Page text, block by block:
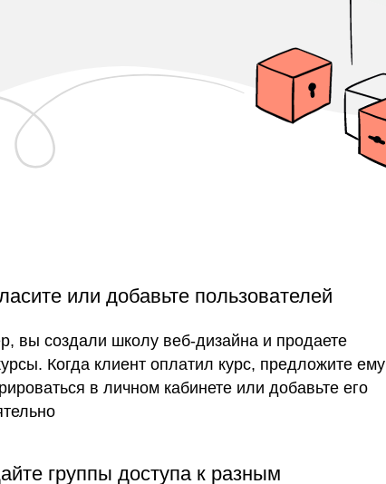
или добавьте пользователей
группы доступа к разным
вы создали школу веб-дизайна и продаете
Когда клиент оплатил курс, предложите ему
в личном кабинете или добавьте его